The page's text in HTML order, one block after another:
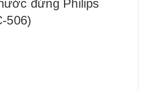
đứng Philips
506)